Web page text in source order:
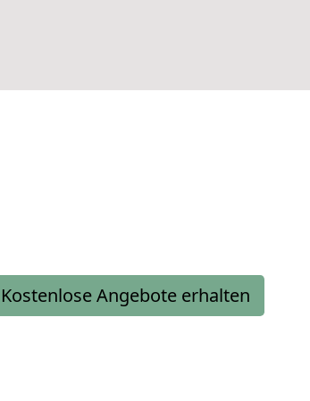
Kostenlose Angebote erhalten